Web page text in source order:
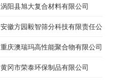
涡阳县旭大复合材料有限公司
安徽方园毅智筛分科技有限责任公司
重庆澳瑞玛高性能聚合物有限公司
黄冈市荣泰环保制品有限公司